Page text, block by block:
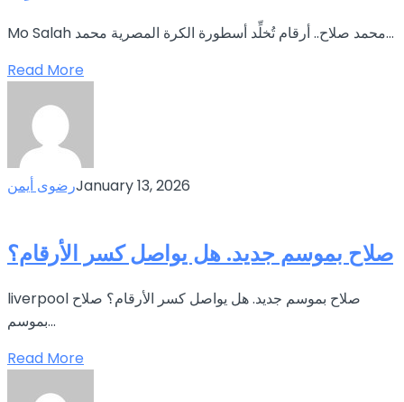
Mo Salah محمد صلاح.. أرقام تُخلِّد أسطورة الكرة المصرية محمد...
Read More
رضوى أيمنJanuary 13, 2026
صلاح بموسم جديد. هل يواصل كسر الأرقام؟
liverpool صلاح بموسم جديد. هل يواصل كسر الأرقام؟ صلاح
بموسم...
Read More